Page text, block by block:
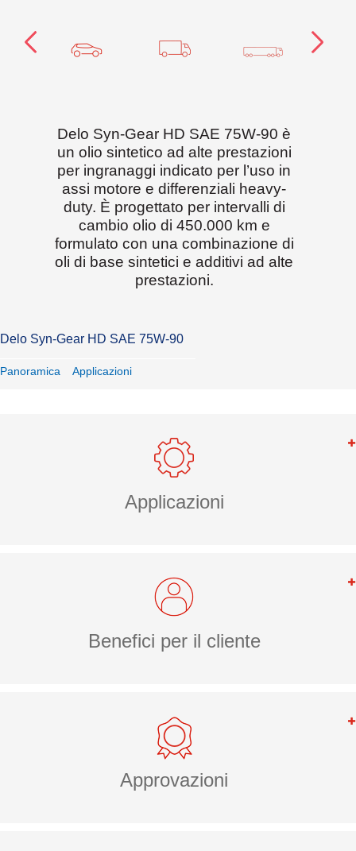
Delo Syn-Gear HD SAE 75W-90 è
un olio sintetico ad alte prestazioni
per ingranaggi indicato per l’uso in
assi motore e differenziali heavy-
duty. È progettato per intervalli di
cambio olio di 450.000 km e
formulato con una combinazione di
oli di base sintetici e additivi ad alte
prestazioni.
Delo Syn-Gear HD SAE 75W-90
Panoramica Applicazioni
Applicazioni
Benefici per il cliente
Approvazioni